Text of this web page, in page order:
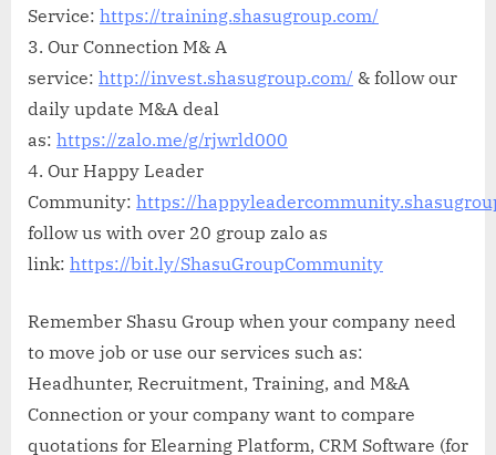
Service: https://training.shasugroup.com/
3. Our Connection M& A
service: http://invest.shasugroup.com/ & follow our
daily update M&A deal
as: https://zalo.me/g/rjwrld000
4. Our Happy Leader
Community: https://
follow us with over 20 group zalo as
link: https://bit.ly/ShasuGroupCommunity
Remember Shasu Group when your company need
to move job or use our services such as:
Headhunter, Recruitment, Training, and M&A
Connection or your company want to compare
quotations for Elearning Platform, CRM Software (for